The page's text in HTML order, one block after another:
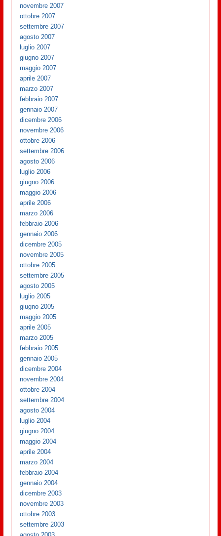
novembre 2007
ottobre 2007
settembre 2007
agosto 2007
luglio 2007
giugno 2007
maggio 2007
aprile 2007
marzo 2007
febbraio 2007
gennaio 2007
dicembre 2006
novembre 2006
ottobre 2006
settembre 2006
agosto 2006
luglio 2006
giugno 2006
maggio 2006
aprile 2006
marzo 2006
febbraio 2006
gennaio 2006
dicembre 2005
novembre 2005
ottobre 2005
settembre 2005
agosto 2005
luglio 2005
giugno 2005
maggio 2005
aprile 2005
marzo 2005
febbraio 2005
gennaio 2005
dicembre 2004
novembre 2004
ottobre 2004
settembre 2004
agosto 2004
luglio 2004
giugno 2004
maggio 2004
aprile 2004
marzo 2004
febbraio 2004
gennaio 2004
dicembre 2003
novembre 2003
ottobre 2003
settembre 2003